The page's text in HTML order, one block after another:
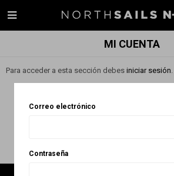
Correo electrónico
Contraseña

MI CUENTA
Para acceder a esta sección debes iniciar sesión.